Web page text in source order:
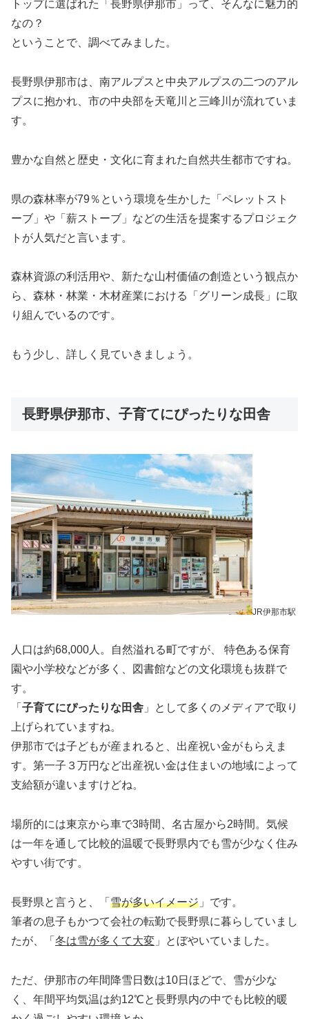
トップに選ばれた「長野県伊那市」って、そんなに魅力的
なの？
ということで、調べてみました。
長野県伊那市は、南アルプスと中央アルプスの二つのアル
プスに抱かれ、市の中央部を天竜川と三峰川が流れていま
す。
豊かな自然と歴史・文化に育まれた自然共生都市ですね。
県の森林率が79％という環境を生かした「ペレットスト
ーブ」や「薪ストーブ」などの生活を提案するプロジェク
トが人気だと言います。
森林資源の利活用や、新たな山村価値の創造という観点か
ら、森林・林業・木材産業における「グリーン成長」に取
り組んでいるのです。
もう少し、詳しく見ていきましょう。
長野県伊那市、子育てにぴったりな田舎
JR伊那市駅
人口は約68,000人。自然溢れる町ですが、 特色ある保育
園や小学校などが多く、図書館などの文化環境も抜群で
す。
「 子育てにぴったりな田舎 」として多くのメディアで取り
上げられていますね。
伊那市では子どもが産まれると、出産祝い金がもらえま
す。第一子３万円など出産祝い金は住まいの地域によって
支給額が違いますけどね。
場所的には東京から車で3時間、名古屋から2時間。気候
は一年を通して比較的温暖で長野県内でも雪が少なく住み
やすい街です。
長野県と言うと、「 雪が多いイメージ 」です。
筆者の息子もかつて会社の転勤で長野県に暮らしていまし
たが、「 冬は雪が多くて大変 」とぼやいていました。
ただ、伊那市の年間降雪日数は10日ほどで、雪が少な
く、年間平均気温は約12℃と長野県内の中でも比較的暖